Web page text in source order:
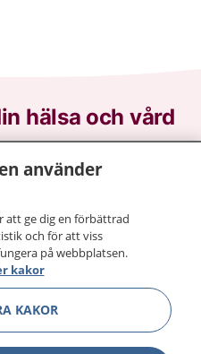
hälsa och vård
och information om
du kan kontakta.
och göra dina
1177 för
runt.
bättre.
använder
att ge dig en förbättrad
och för att viss
på webbplatsen.
kakor
KAKOR